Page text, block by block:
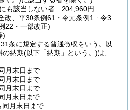
も該当しない者 204,960円
改、平30条例61・令元条例1・令3
22・一部改正)
)
条に規定する普通徴収をいう。以
の納期(以下「納期」という。)は、
月末日まで
月末日まで
月末日まで
月末日まで
月末日まで